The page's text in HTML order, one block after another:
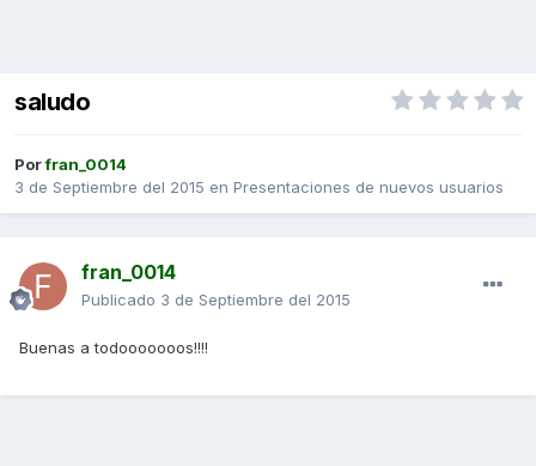
saludo
Porfran_0014
3 de Septiembre del 2015 en Presentaciones de nuevos usuarios
fran_0014
Publicado 3 de Septiembre del 2015
Buenas a todooooooos!!!!